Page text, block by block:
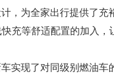
，为全家出行提供了充
充等舒适配置的加入，
实现了对同级别燃油车